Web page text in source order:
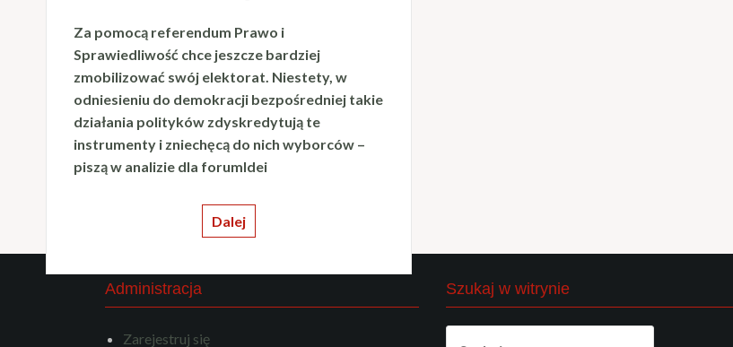
Za pomocą referendum Prawo i
Sprawiedliwość chce jeszcze bardziej
zmobilizować swój elektorat. Niestety, w
odniesieniu do demokracji bezpośredniej takie
działania polityków zdyskredytują te
instrumenty i zniechęcą do nich wyborców –
piszą w analizie dla forumIdei
Dalej
Administracja
Zarejestruj się
Szukaj w witrynie